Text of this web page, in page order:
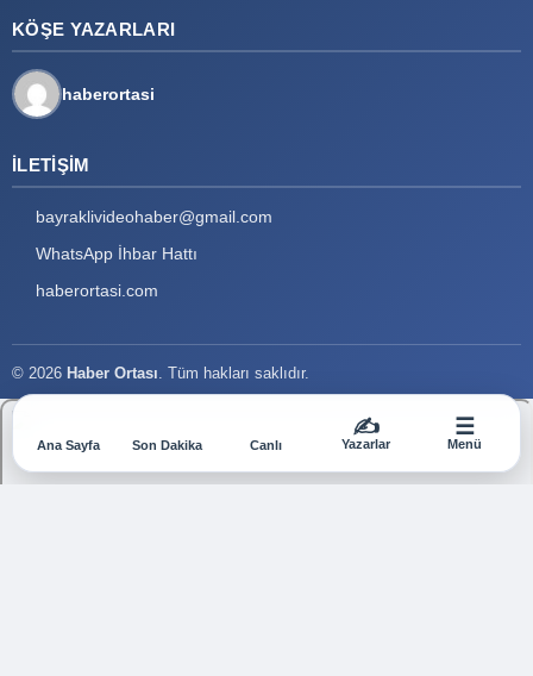
KÖŞE YAZARLARI
haberortasi
İLETIŞIM
bayraklivideohaber@gmail.com
WhatsApp İhbar Hattı
haberortasi.com
© 2026 Haber Ortası. Tüm hakları saklıdır.
Ana Sayfa Son Dakika Canlı
✍️
Yazarlar
☰
Menü